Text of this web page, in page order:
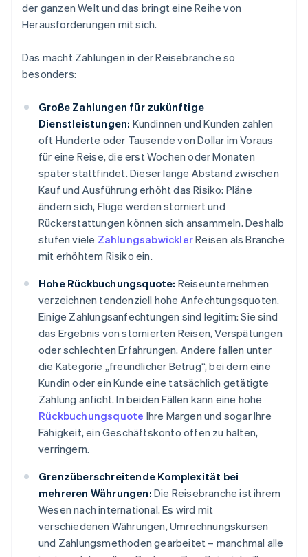
der ganzen Welt und das bringt eine Reihe von
Herausforderungen mit sich.
Das macht Zahlungen in der Reisebranche so
besonders:
Große Zahlungen für zukünftige
Dienstleistungen: Kundinnen und Kunden zahlen
oft Hunderte oder Tausende von Dollar im Voraus
für eine Reise, die erst Wochen oder Monaten
später stattfindet. Dieser lange Abstand zwischen
Kauf und Ausführung erhöht das Risiko: Pläne
ändern sich, Flüge werden storniert und
Rückerstattungen können sich ansammeln. Deshalb
stufen viele ZahlungsabwicklerReisen als Branche
mit erhöhtem Risiko ein.
Hohe Rückbuchungsquote: Reiseunternehmen
verzeichnen tendenziell hohe Anfechtungsquoten.
Einige Zahlungsanfechtungen sind legitim: Sie sind
das Ergebnis von stornierten Reisen, Verspätungen
oder schlechten Erfahrungen. Andere fallen unter
die Kategorie „freundlicher Betrug“, bei dem eine
Kundin oder ein Kunde eine tatsächlich getätigte
Zahlung anficht. In beiden Fällen kann eine hohe
Rückbuchungsquote Ihre Margen und sogar Ihre
Fähigkeit, ein Geschäftskonto offen zu halten,
verringern.
Grenzüberschreitende Komplexität bei
mehreren Währungen: Die Reisebranche ist ihrem
Wesen nach international. Es wird mit
verschiedenen Währungen, Umrechnungskursen
und Zahlungsmethoden gearbeitet – manchmal alle